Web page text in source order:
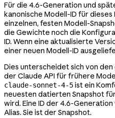
Für die 4.6-Generation und
kanonische Modell-ID für
einzelnen, festen Modell-
die Gewichte noch die
ID. Wenn eine aktualisierte
einer neuen Modell-ID
Dies unterscheidet sich von
der Claude API für frühere
claude-sonnet-4-5ist ein
neuesten datierten Snapshot
wird. Eine ID der 4.6-Generation
Alias. Sie ist der Snapshot.